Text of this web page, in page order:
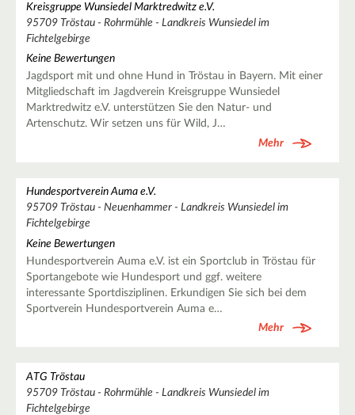
Kreisgruppe Wunsiedel Marktredwitz e.V.
95709 Tröstau - Rohrmühle - Landkreis Wunsiedel im
Fichtelgebirge
Keine Bewertungen
Jagdsport mit und ohne Hund in Tröstau in Bayern. Mit einer
Mitgliedschaft im Jagdverein Kreisgruppe Wunsiedel
Marktredwitz e.V. unterstützen Sie den Natur- und
Artenschutz. Wir setzen uns für Wild, J…
Mehr
Hundesportverein Auma e.V.
95709 Tröstau - Neuenhammer - Landkreis Wunsiedel im
Fichtelgebirge
Keine Bewertungen
Hundesportverein Auma e.V. ist ein Sportclub in Tröstau für
Sportangebote wie Hundesport und ggf. weitere
interessante Sportdisziplinen. Erkundigen Sie sich bei dem
Sportverein Hundesportverein Auma e…
Mehr
ATG Tröstau
95709 Tröstau - Rohrmühle - Landkreis Wunsiedel im
Fichtelgebirge